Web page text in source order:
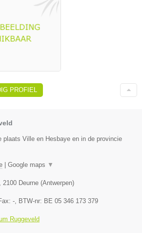
PROFIEL
plaats Ville en Hesbaye en in de provincie
Google maps ▼
, 2100 Deurne (Antwerpen)
-, BTW-nr: BE 05 346 173 379
Ruggeveld